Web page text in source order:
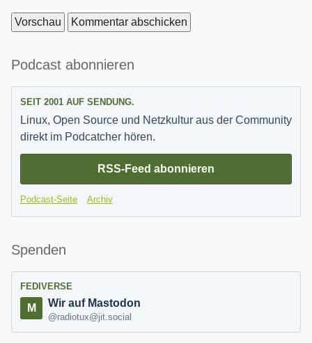
Seitenleiste
Podcast abonnieren
SEIT 2001 AUF SENDUNG.
Linux, Open Source und Netzkultur aus der Community
direkt im Podcatcher hören.
RSS-Feed abonnieren
Podcast-Seite Archiv
Spenden
FEDIVERSE
Wir auf Mastodon
@radiotux@jit.social